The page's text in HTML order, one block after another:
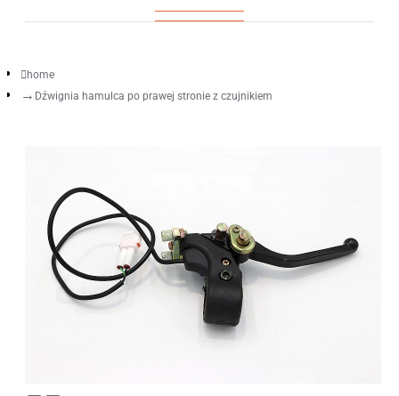
home
Dźwignia hamulca po prawej stronie z czujnikiem